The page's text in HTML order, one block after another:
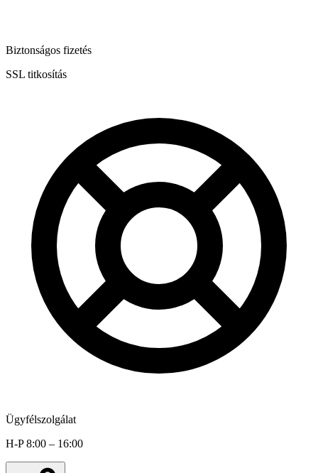
Biztonságos fizetés
SSL titkosítás
Ügyfélszolgálat
H-P 8:00 – 16:00